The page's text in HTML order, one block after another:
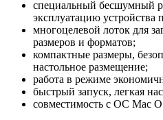
специальный бесшумный
эксплуатацию устройства
многоцелевой лоток для
размеров и форматов;
компактные размеры,
настольное размещение;
работа в режиме
быстрый запуск, легкая
совместимость с ОС Mac